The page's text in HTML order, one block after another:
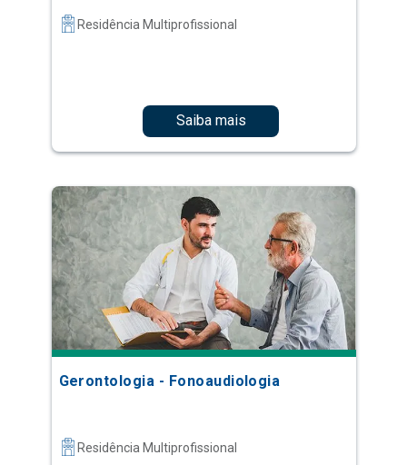
Residência Multiprofissional
Saiba mais
Gerontologia - Fonoaudiologia
Residência Multiprofissional